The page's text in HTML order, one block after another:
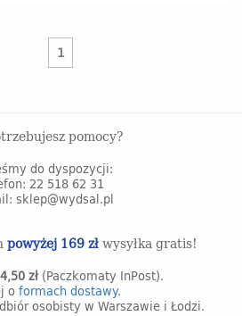
1
pomocy?
do dyspozycji:
22 518 62 31
sklep@wydsal.pl
powyżej 169 złwysyłka gratis!
zł (Paczkomaty InPost).
o formach dostawy.
osobisty w Warszawie i Łodzi.